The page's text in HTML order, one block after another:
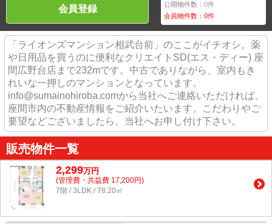
会員登録 公開物件数：0件
会員物件数：0件
「ライオンズマンション相武台前」のここがイチオシ。薬
や日用品を買うのに便利なクリエイトSD(エス・ディー) 座
間広野台店まで232mです。中古でありながら、室内もき
れいな一押しのマンションとなっています。
info@sumainohiroba.comから当社へご連絡いただければ、
座間市内の不動産情報をご紹介いたいます。こだわりやご
要望などございましたら、当社へお申し付け下さい。
販売物件一覧
2,299万円
(管理費・共益費 17,200円)
7階 / 3LDK / 78.20㎡